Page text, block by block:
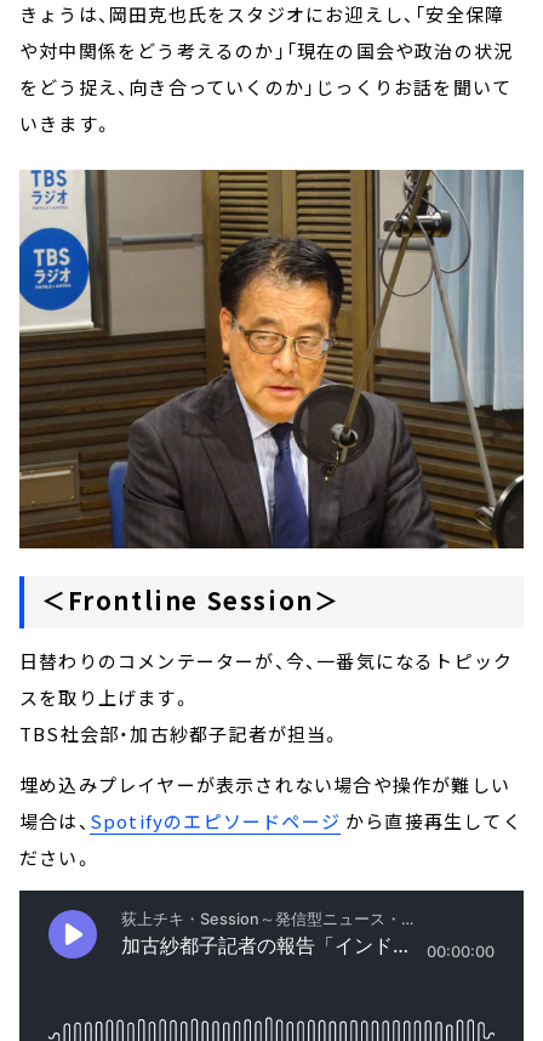
きょうは、岡田克也氏をスタジオにお迎えし、「安全保障
や対中関係をどう考えるのか」「現在の国会や政治の状況
をどう捉え、向き合っていくのか」じっくりお話を聞いて
いきます。
＜Frontline Session＞
日替わりのコメンテーターが、今、一番気になるトピック
スを取り上げます。
TBS社会部・加古紗都子記者が担当。
埋め込みプレイヤーが表示されない場合や操作が難しい
場合は、 Spotifyのエピソードページ から直接再生してく
ださい。